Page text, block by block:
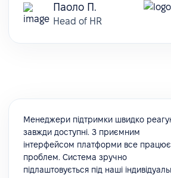
Паоло П.
Head of HR
Менеджери підтримки швидко
завжди доступні. З приємним
інтерфейсом платформи все
проблем. Система зручно
підлаштовується під наші